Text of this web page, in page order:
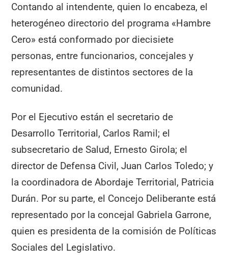
Contando al intendente, quien lo encabeza, el
heterogéneo directorio del programa «Hambre
Cero» está conformado por diecisiete
personas, entre funcionarios, concejales y
representantes de distintos sectores de la
comunidad.
Por el Ejecutivo están el secretario de
Desarrollo Territorial, Carlos Ramil; el
subsecretario de Salud, Ernesto Girola; el
director de Defensa Civil, Juan Carlos Toledo; y
la coordinadora de Abordaje Territorial, Patricia
Durán. Por su parte, el Concejo Deliberante está
representado por la concejal Gabriela Garrone,
quien es presidenta de la comisión de Políticas
Sociales del Legislativo.